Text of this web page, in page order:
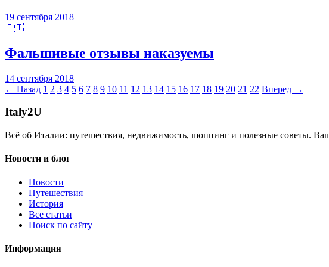
19 сентября 2018
🇮🇹
Фальшивые отзывы наказуемы
14 сентября 2018
← Назад 1 2 3 4 5 6 7 8 9 10 11 12 13 14 15 16 17 18 19 20 21 22 Вперед →
Italy2U
Всё об Италии: путешествия, недвижимость, шоппинг и полезные советы.
Новости и блог
Новости
Путешествия
История
Все статьи
Поиск по сайту
Информация